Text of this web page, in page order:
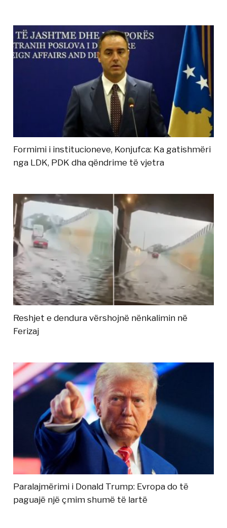
Formimi i institucioneve, Konjufca: Ka gatishmëri
nga LDK, PDK dha qëndrime të vjetra
Reshjet e dendura vërshojnë nënkalimin në
Ferizaj
Paralajmërimi i Donald Trump: Evropa do të
paguajë një çmim shumë të lartë